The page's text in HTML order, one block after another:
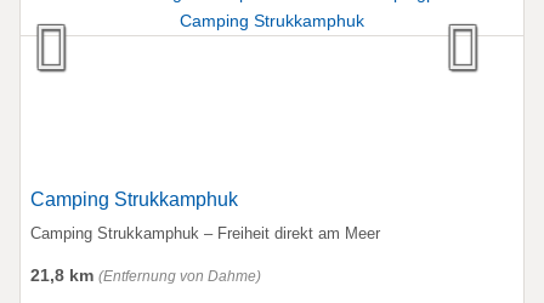
Camping Strukkamphuk
Camping Strukkamphuk – Freiheit direkt am Meer
21,8 km (Entfernung von Dahme)